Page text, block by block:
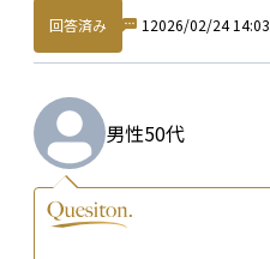
回答済み 1 2026/02/24 14:03
男性50代